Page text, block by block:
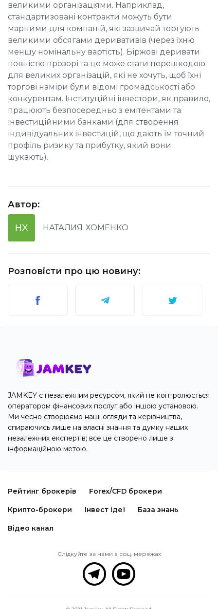
великими організаціями. Наприклад,
стандартизовані контракти можуть бути
марними для компаній, які зазвичай торгують
великими обсягами деривативів (через їхню
меншу номінальну вартість). Біржові деривати
повністю прозорі та це може стати перешкодою
для великих організацій, які не хочуть, щоб їхні
торгові наміри були відомі громадськості або
конкурентам. Інституційні інвестори, як правило,
працюють безпосередньо з емітентами та
інвестиційними банками (для створення
індивідуальних інвестицій, що дають їм точний
профіль ризику та прибутку, який вони
шукають).
Автор:
НХ НАТАЛИЯ ХОМЕНКО
Розповісти про цю новину:
JAMKEY є незалежним ресурсом, який не контролюється
оператором фінансових послуг або іншою установою.
Ми чесно створюємо наші огляди та керівництва,
спираючись лише на власні знання та думку наших
незалежних експертів; все це створено лише з
інформаційною метою.
Рейтинг брокерів Forex/CFD брокери
Крипто-брокери Інвест ідеї База знань
Відео канал
Слідкуйте за нами в соц. мережах